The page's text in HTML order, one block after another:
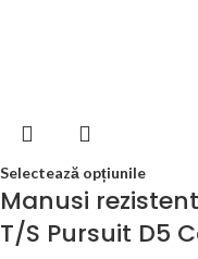
Selectează opțiunile
Manusi
T/S Pursuit D5